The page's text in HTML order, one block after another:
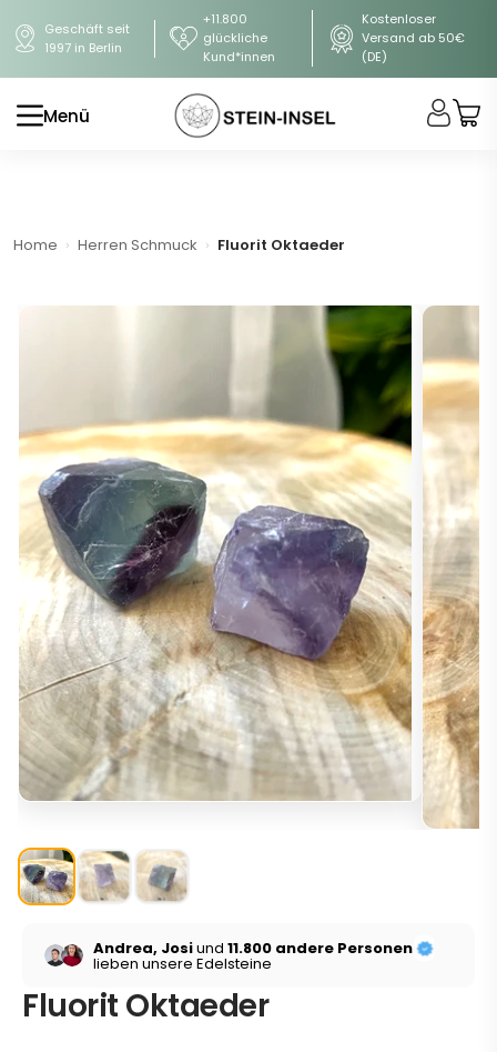
Geschäft seit
1997 in Berlin
+11.800
glückliche
Kund*innen
Kostenloser
Versand ab 50€
(DE)
Menü
Home Herren Schmuck Fluorit Oktaeder
Andrea, Josiund11.800 andere Personen
lieben unsere Edelsteine
Fluorit Oktaeder